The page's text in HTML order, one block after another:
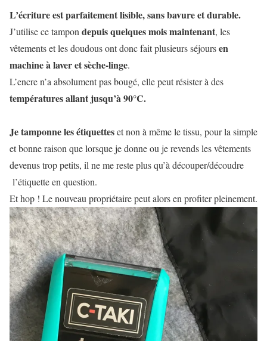
L’écriture est parfaitement lisible, sans bavure et durable.
J’utilise ce tampon depuis quelques mois maintenant, les
vêtements et les doudous ont donc fait plusieurs séjoursen
machine à laver et sèche-linge.
L’encre n’a absolument pas bougé, elle peut résister à des
températures allant jusqu’à 90°C.
Je tamponne les étiquetteset non à même le tissu, pour la simple
et bonne raison que lorsque je donne ou je revends les vêtements
devenus trop petits, il ne me reste plus qu’à découper/découdre
l’étiquette en question.
Et hop ! Le nouveau propriétaire peut alors en profiter pleinement.